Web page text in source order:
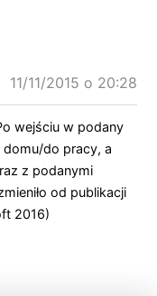
11/11/2015 o 20:28
wejściu w podany
do pracy, a
z podanymi
od publikacji
2016)